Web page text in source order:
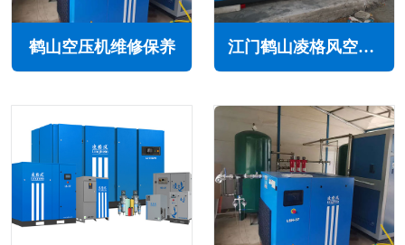
鹤山空压机维修保养 江门鹤山凌格风空压机维修保养售后服务电话